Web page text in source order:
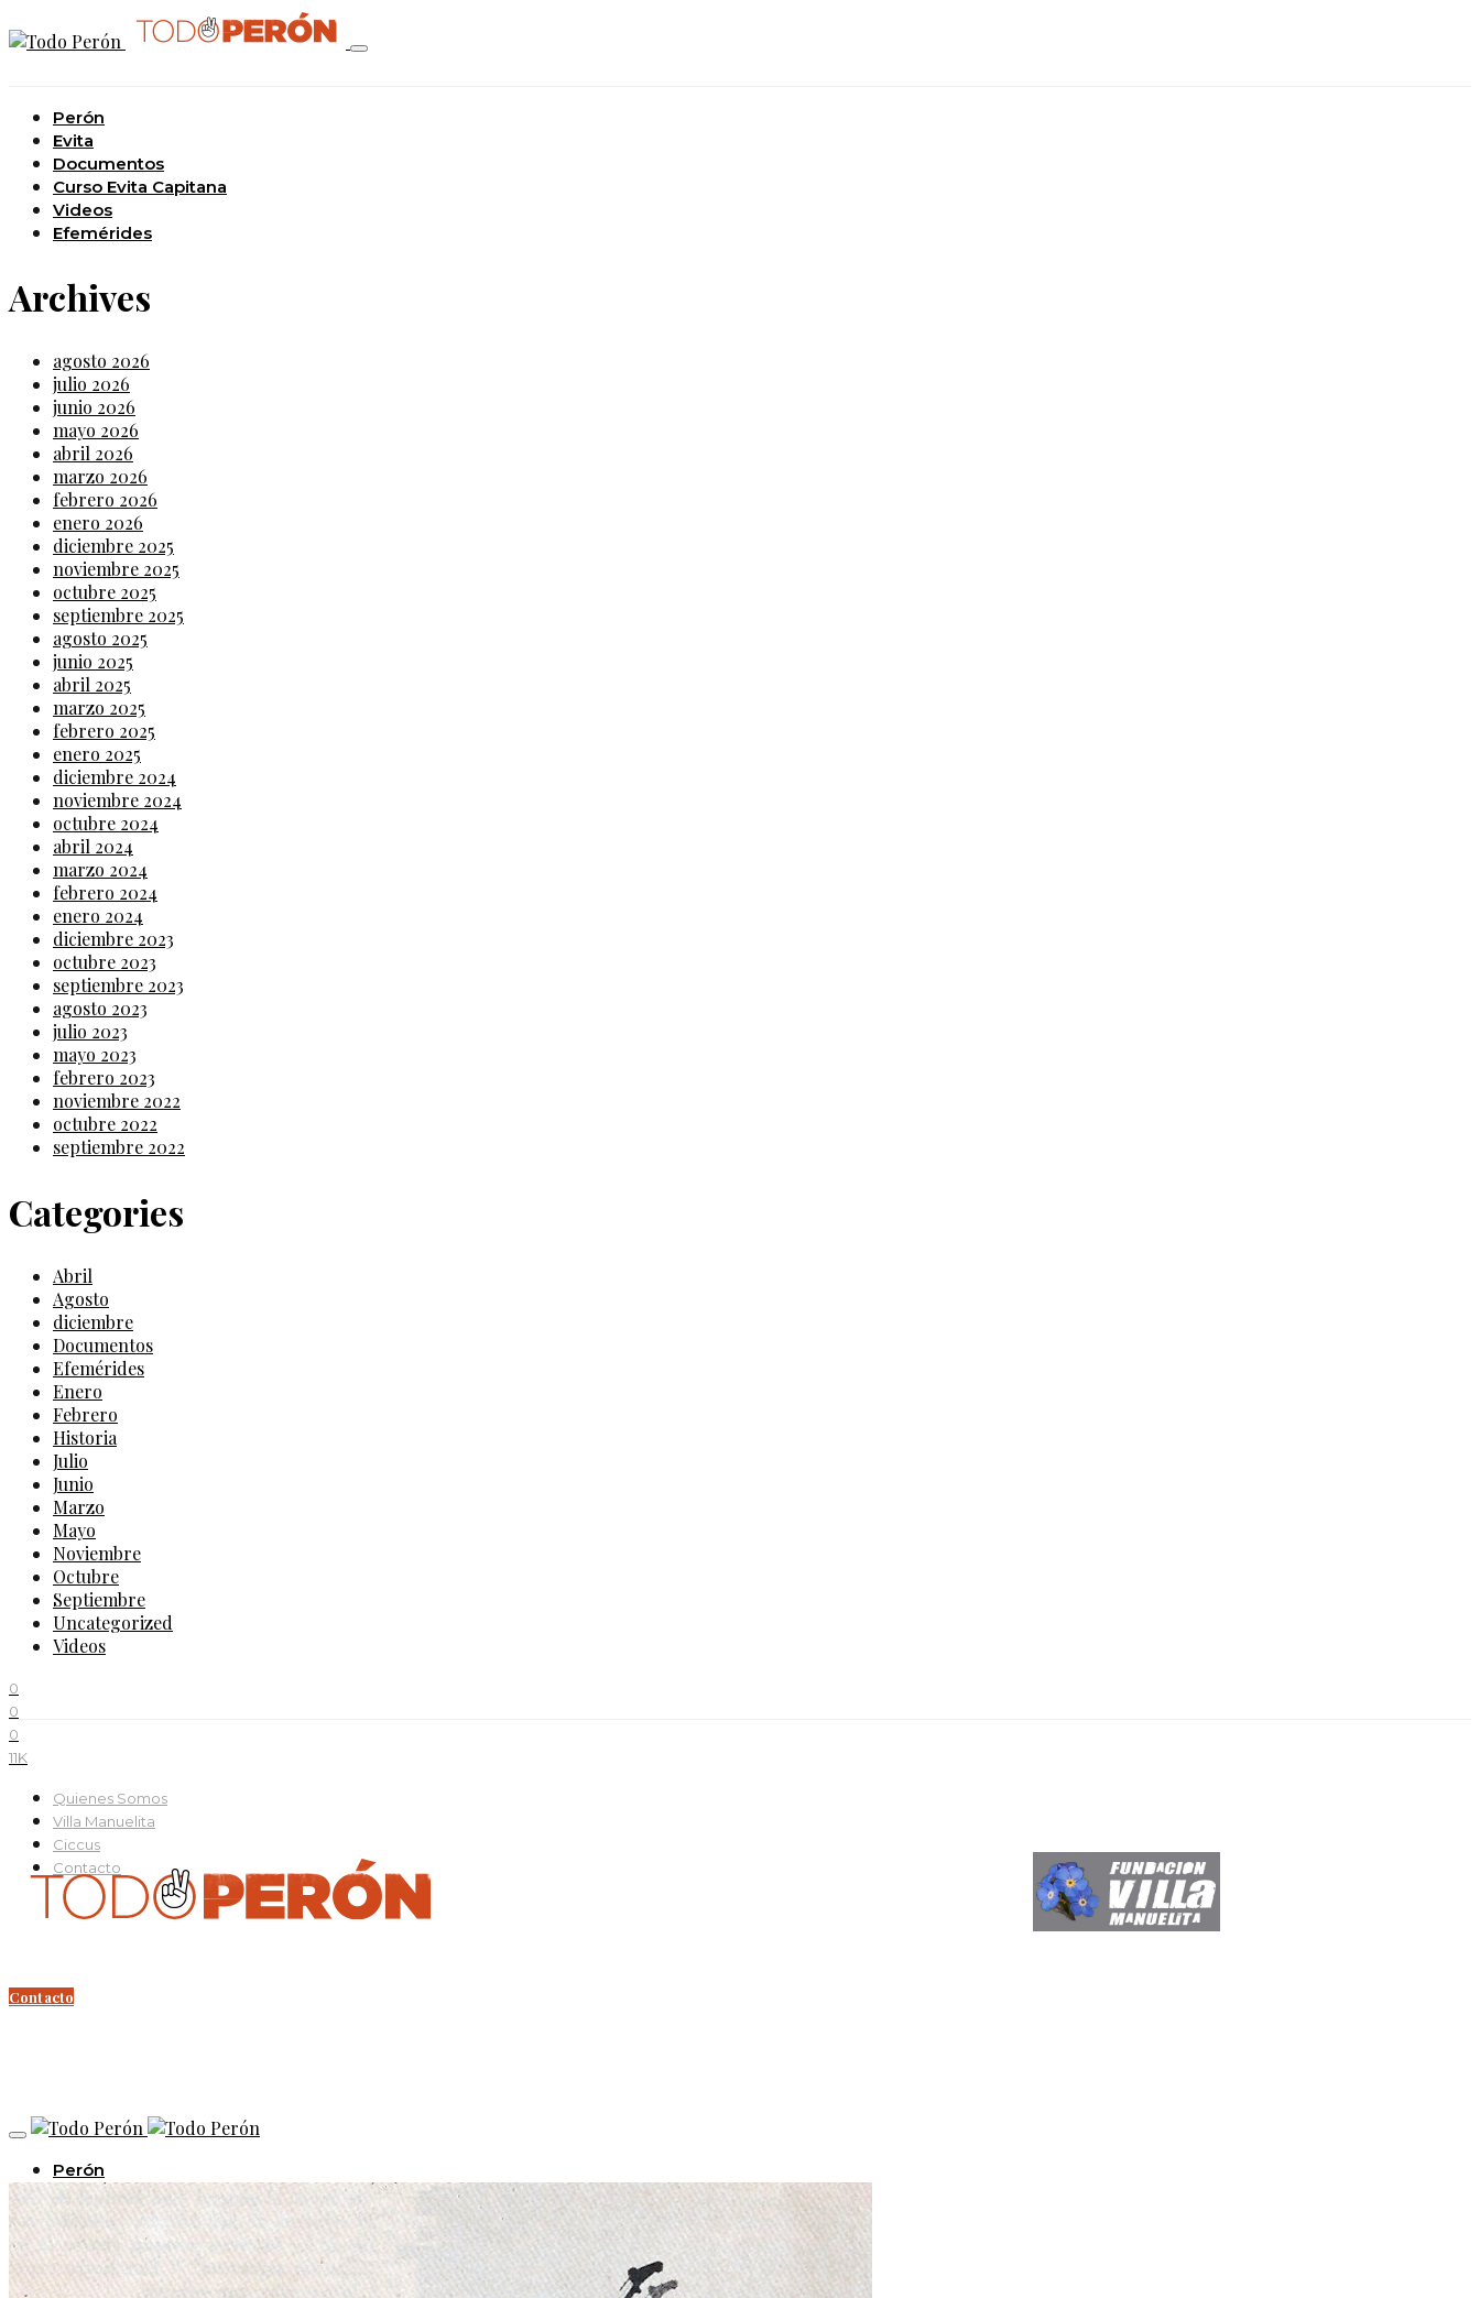
Perón
Evita
Documentos
Curso Evita Capitana
Videos
Efemérides
Archives
agosto 2026
julio 2026
junio 2026
mayo 2026
abril 2026
marzo 2026
febrero 2026
enero 2026
diciembre 2025
noviembre 2025
octubre 2025
septiembre 2025
agosto 2025
junio 2025
abril 2025
marzo 2025
febrero 2025
enero 2025
diciembre 2024
noviembre 2024
octubre 2024
abril 2024
marzo 2024
febrero 2024
enero 2024
diciembre 2023
octubre 2023
septiembre 2023
agosto 2023
julio 2023
mayo 2023
febrero 2023
noviembre 2022
octubre 2022
septiembre 2022
Categories
Abril
Agosto
diciembre
Documentos
Efemérides
Enero
Febrero
Historia
Julio
Junio
Marzo
Mayo
Noviembre
Octubre
Septiembre
Uncategorized
Videos
0
0
0
11K
Quienes Somos
Villa Manuelita
Ciccus
Contacto
Contacto
Perón
Evita
Documentos
Curso Evita Capitana
Videos
Efemérides